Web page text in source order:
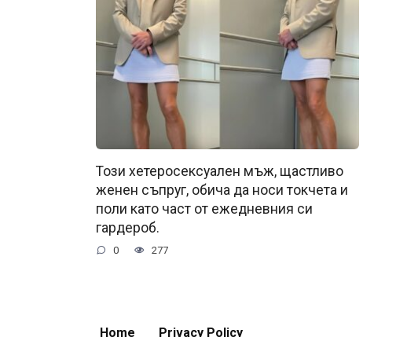
Този хетеросексуален мъж, щастливо
женен съпруг, обича да носи токчета и
поли като част от ежедневния си
гардероб.
0 277
Home Privacy Policy